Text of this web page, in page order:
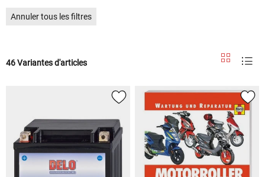
Annuler tous les filtres
46 Variantes d'articles